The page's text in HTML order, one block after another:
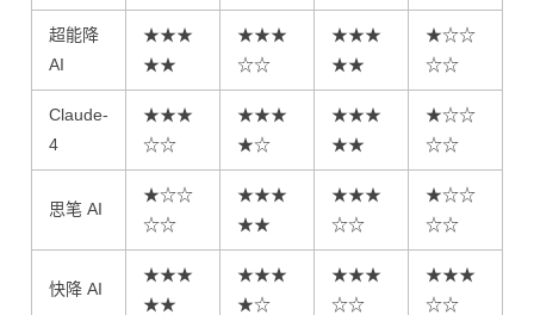
超能降
AI
★★★
★★
★★★
☆☆
★★★
★★
★☆☆
☆☆
Claude-
4
★★★
☆☆
★★★
★☆
★★★
★★
★☆☆
☆☆
思笔 AI
★☆☆
☆☆
★★★
★★
★★★
☆☆
★☆☆
☆☆
快降 AI
★★★
★★
★★★
★☆
★★★
☆☆
★★★
☆☆